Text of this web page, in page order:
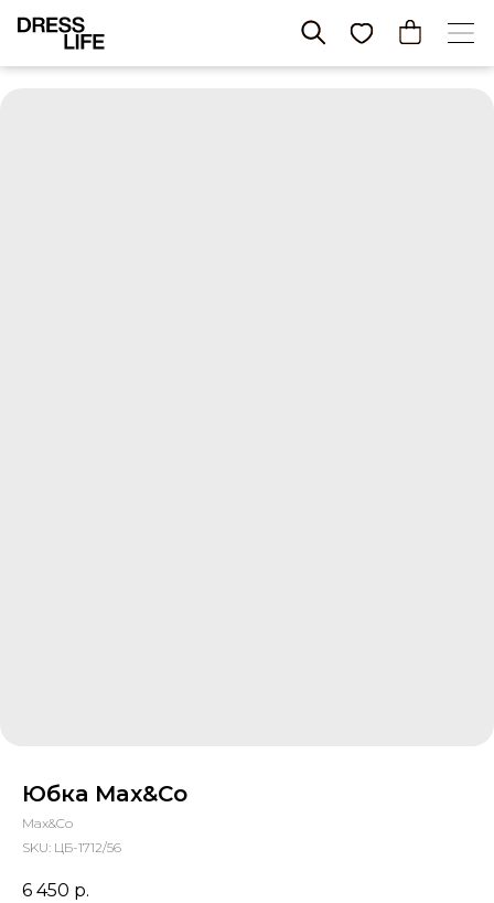
Юбка Max&Co
Max&Co
SKU: ЦБ-1712/56
6 450 р.